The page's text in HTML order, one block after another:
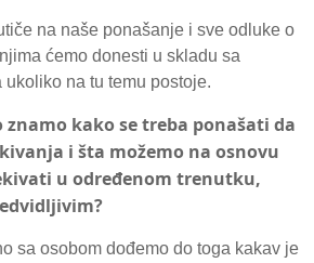
na naše ponašanje i sve odluke o
ćemo donesti u skladu sa
na tu temu postoje.
znamo kako se treba ponašati da
i šta možemo na osnovu
u određenom trenutku,
sa osobom dođemo do toga kakav je